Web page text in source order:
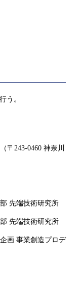
う。
243-0460 神奈川
先端技術研究所
先端技術研究所
画 事業創造プロデ